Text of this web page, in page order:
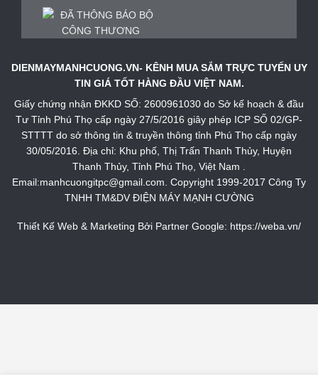
DIENMAYMANHCUONG.VN- KÊNH MUA SẮM TRỰC TUYẾN UY
TIN GIÁ TỐT HÀNG ĐẦU VIỆT NAM.
Giấy chứng nhận ĐKKD SỐ: 2600961030 do Sở kế hoạch & đầu
Tư Tỉnh Phú Thọ cấp ngày 27/5/2016 giây phép ICP SỐ 02/GP-
STTTT do sở thông tin & truyền thông tỉnh Phú Thọ cấp ngày
30/05/2016. Địa chỉ: Khu phố, Thị Trấn Thanh Thủy, Huyện
Thanh Thủy, Tỉnh Phú Thọ, Việt Nam .
Email:manhcuongitpc@gmail.com. Copyright 1999-2017 Công Ty
TNHH TM&DV ĐIỆN MÁY MẠNH CƯỜNG
Thiết Kế Web & Marketing Bởi Partner Google: https://weba.vn/